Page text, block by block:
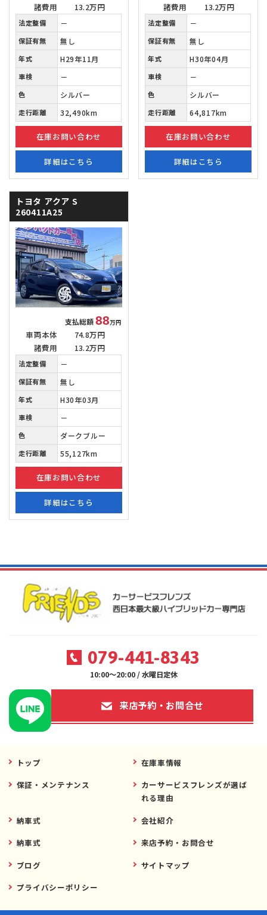
諸費用
13.2万円
法定整備 －
保証有無 無し
年式 H29年11月
車検 －
色 シルバー
走行距離 32,490km
在庫お問い合わせ
詳細はこちら
諸費用
13.2万円
法定整備 －
保証有無 無し
年式 H30年04月
車検 －
色 シルバー
走行距離 64,817km
在庫お問い合わせ
詳細はこちら
トヨタ アクア S
260411A25
支払総額88万円
車両本体
74.8万円
諸費用
13.2万円
法定整備 －
保証有無 無し
年式 H30年03月
車検 －
色 ダークブルー
走行距離 55,127km
在庫お問い合わせ
詳細はこちら
079-441-8343
10:00～20:00 / 水曜日定休
来店予約・お問合せ
トップ
在庫車情報
保証・メンテナンス
カーサービスフレンズが選ば
れる理由
納車式
会社紹介
納車式
来店予約・お問合せ
ブログ
サイトマップ
プライバシーポリシー